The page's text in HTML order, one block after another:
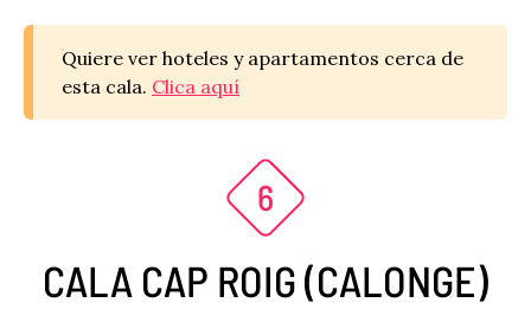
Quiere ver hoteles y apartamentos cerca de
esta cala. Clica aquí
CALA CAP ROIG (CALONGE)